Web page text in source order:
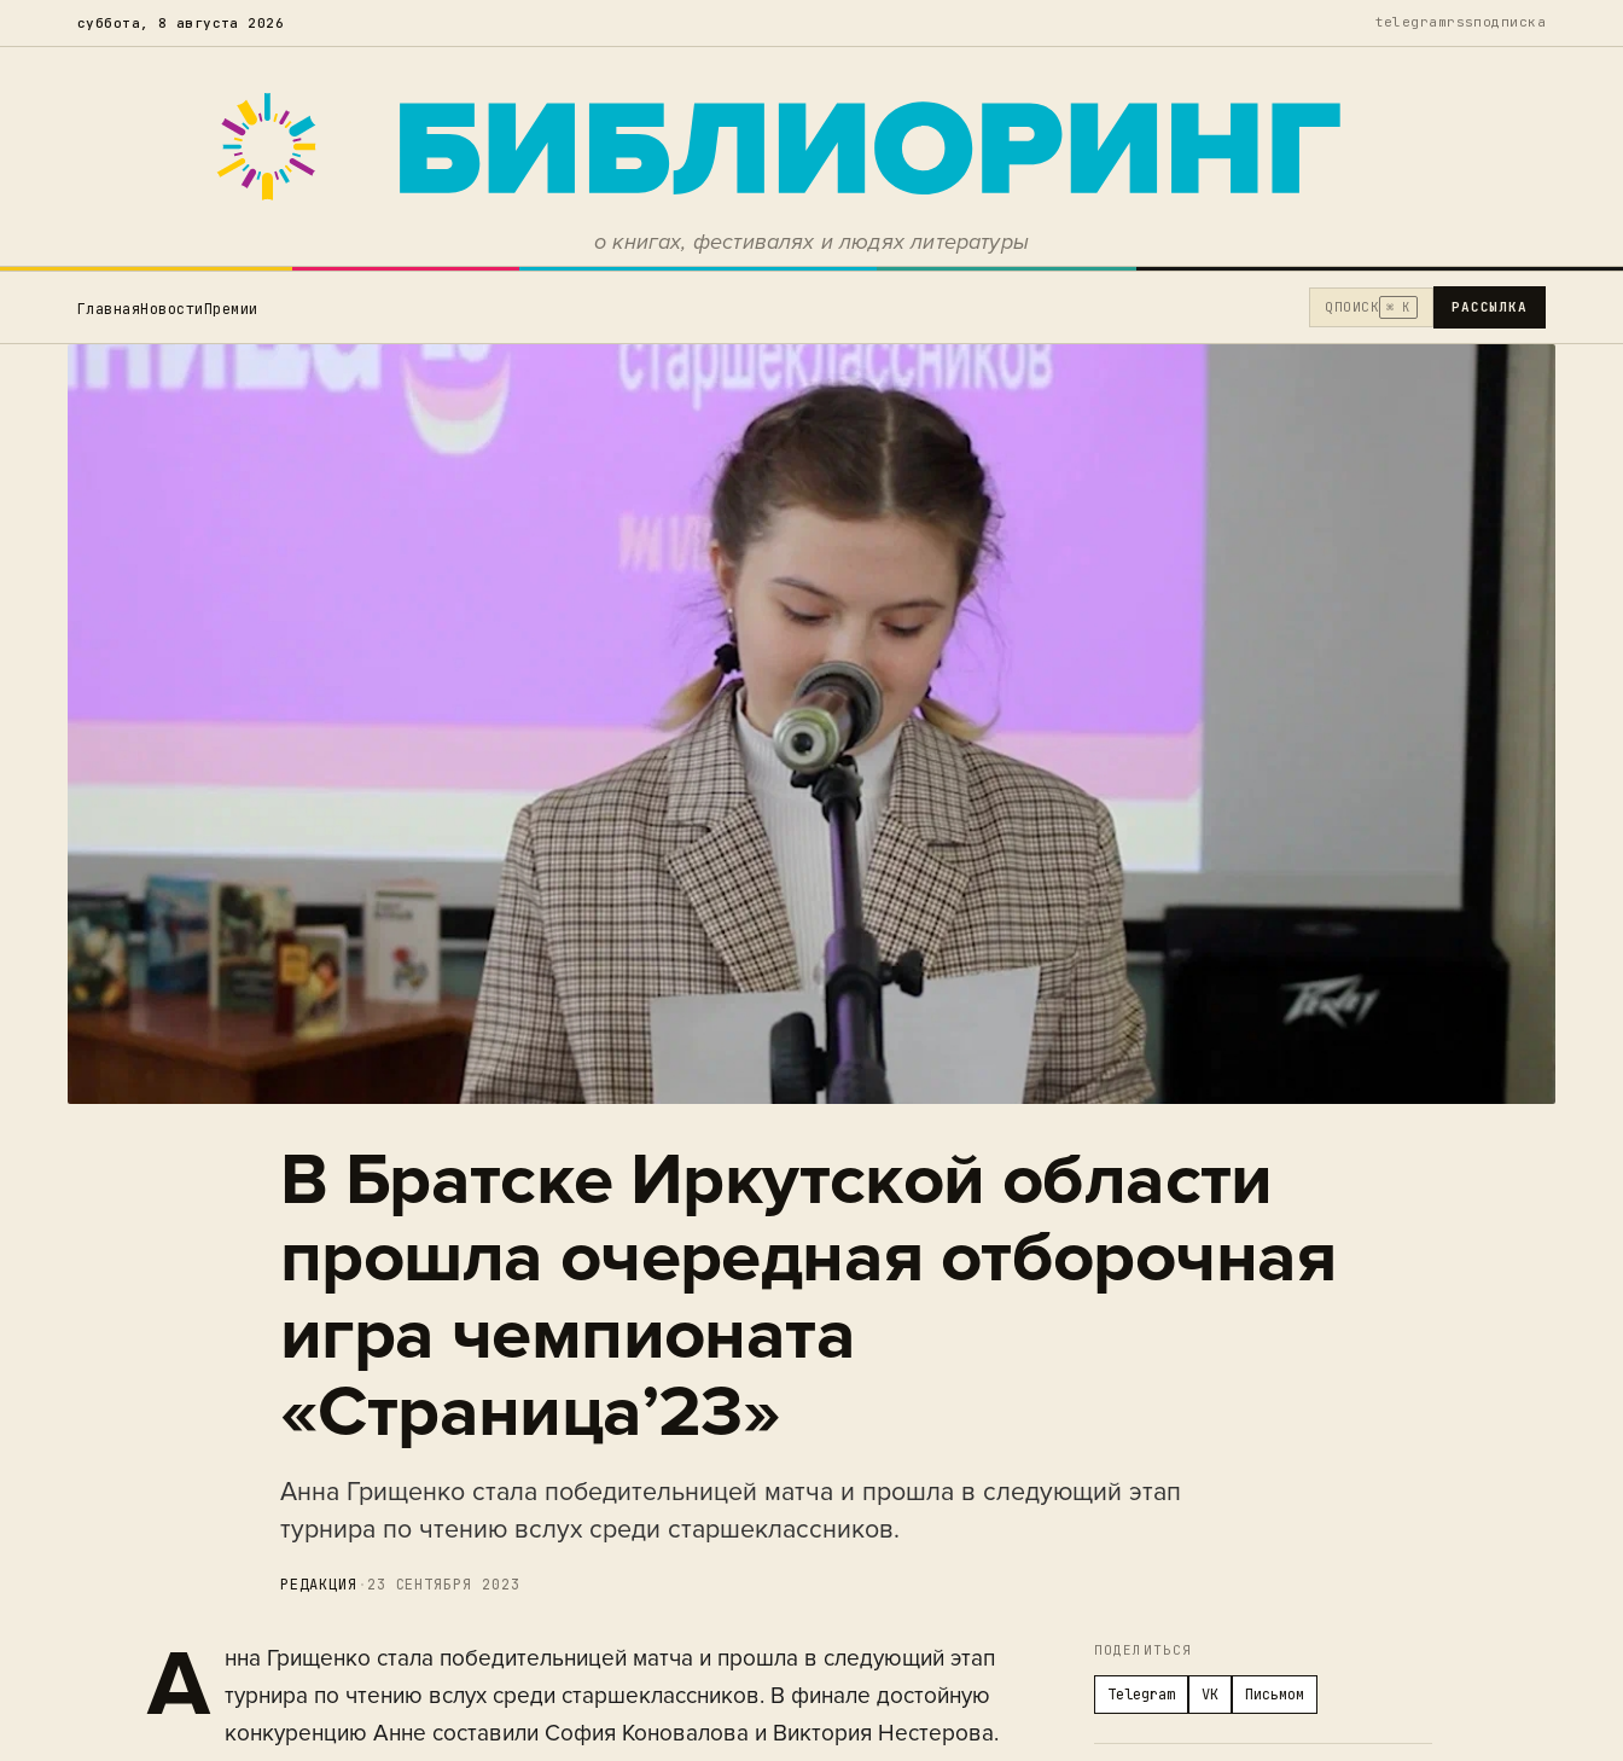
суббота, 8 августа 2026 telegramrssподписка
о книгах, фестивалях и людях литературы
ГлавнаяНовостиПремии Q ПОИСК ⌘ K РАССЫЛКА
В Братске Иркутской области
прошла очередная отборочная
игра чемпионата
«Страница’23»
Анна Грищенко стала победительницей матча и прошла в следующий этап
турнира по чтению вслух среди старшеклассников.
РЕДАКЦИЯ · 23 СЕНТЯБРЯ 2023
А нна Грищенко стала победительницей матча и прошла в следующий этап
турнира по чтению вслух среди старшеклассников. В финале достойную
конкуренцию Анне составили София Коновалова и Виктория Нестерова.
ПОДЕЛИТЬСЯ
Telegram VK Письмом